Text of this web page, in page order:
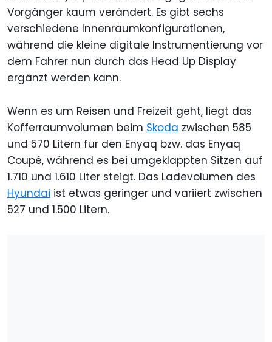
Vorgänger kaum verändert. Es gibt sechs
verschiedene Innenraumkonfigurationen,
während die kleine digitale Instrumentierung vor
dem Fahrer nun durch das Head Up Display
ergänzt werden kann.
Wenn es um Reisen und Freizeit geht, liegt das
Kofferraumvolumen beim Skoda zwischen 585
und 570 Litern für den Enyaq bzw. das Enyaq
Coupé, während es bei umgeklappten Sitzen auf
1.710 und 1.610 Liter steigt. Das Ladevolumen des
Hyundai ist etwas geringer und variiert zwischen
527 und 1.500 Litern.